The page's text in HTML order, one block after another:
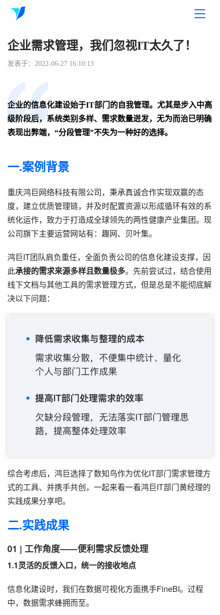
企业需求管理，我们忽视IT太久了！
发表于：2022-06-27 16:10:13
企业的信息化建设始于IT部门的自我管理。尤其是步入中高
级阶段后，系统类别多样、需求数量迸发，无为而治已明确
表现出弊端，“分段管理”不失为一种好的选择。
一.案例背景
重庆鸿巨网络科技有限公司，秉承真诚合作实现双赢的态
度，建立优质管理链，并及时配置资源以形成循环有效的系
统化运作，致力于打造成全球领先的两性健康产业集团。现
公司旗下主要运营网站有：趣网、贝叶集。
鸿巨IT团队肩负重任，全面负责公司的信息化建设支撑，因
此承接的需求来源多样且数量极多。先前尝试过，结合使用
线下文档与其他工具的需求管理方式，但是总是不能彻底解
决以下问题：
综合考虑后，鸿巨选择了数知鸟作为优化IT部门需求管理方
式的工具、并携手共创，一起来看一看鸿巨IT部门黄经理的
实践成果分享吧。
二.实践成果
01 | 工作角度——便利需求反馈处理
1.1灵活的反馈入口，统一的接收地点
信息化建设时，我们在数据可视化方面携手FineBI。过程
中，数据需求蜂拥而至。